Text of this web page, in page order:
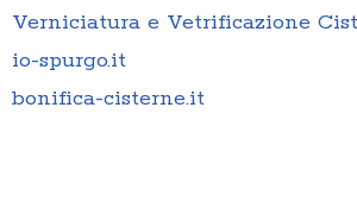
Verniciatura e Vetrificazione
io-spurgo.it
bonifica-cisterne.it